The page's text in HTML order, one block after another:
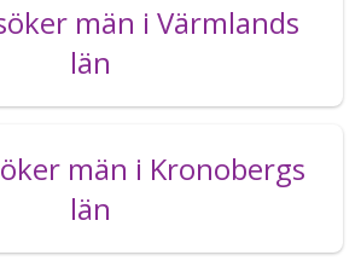
män i Värmlands
län
män i Kronobergs
län